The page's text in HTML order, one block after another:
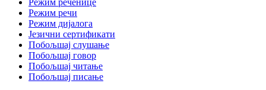
Режим речи
Режим дијалога
Језични сертификати
Побољшај слушање
Побољшај говор
Побољшај читање
Побољшај писање